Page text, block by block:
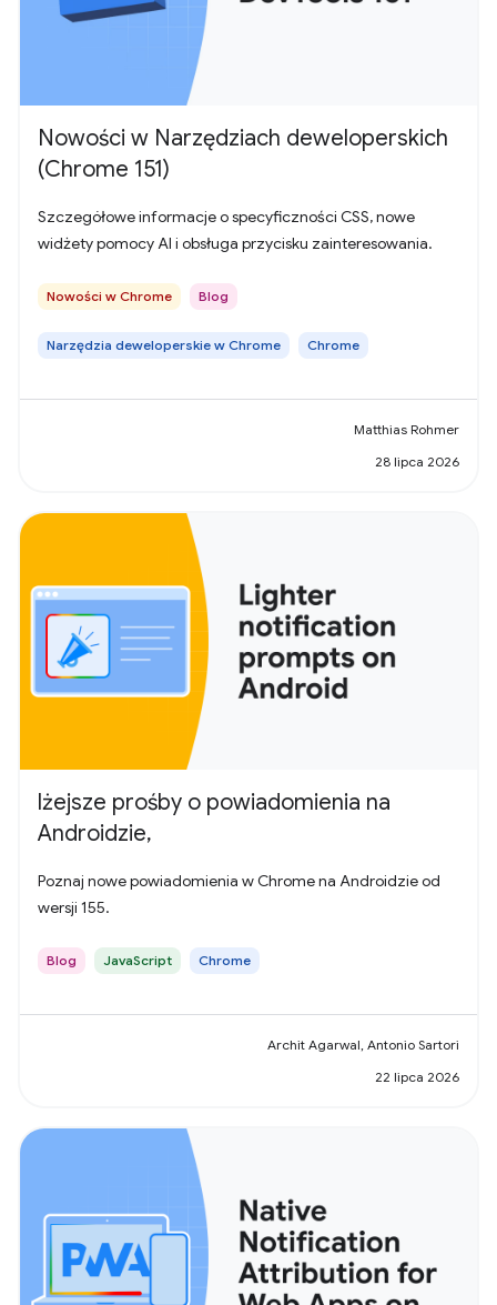
Nowości w Narzędziach deweloperskich
(Chrome 151)
Szczegółowe informacje o specyficzności CSS, nowe
widżety pomocy AI i obsługa przycisku zainteresowania.
Nowości w Chrome Blog
Narzędzia deweloperskie w Chrome Chrome
Matthias Rohmer
28 lipca 2026
lżejsze prośby o powiadomienia na
Androidzie,
Poznaj nowe powiadomienia w Chrome na Androidzie od
wersji 155.
Blog JavaScript Chrome
Archit Agarwal, Antonio Sartori
22 lipca 2026